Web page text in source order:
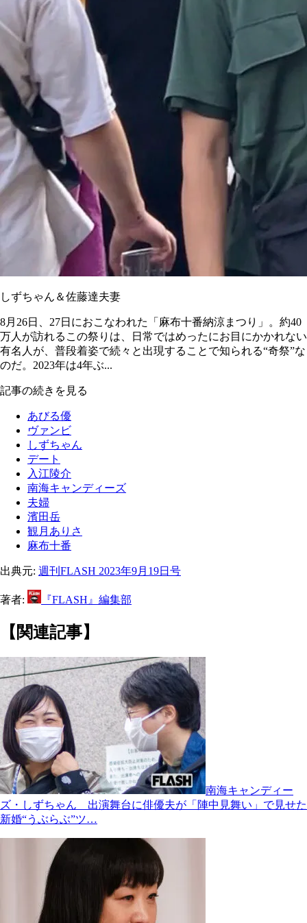
しずちゃん＆佐藤達夫妻
8月26日、27日におこなわれた「麻布十番納涼まつり」。約40
万人が訪れるこの祭りは、日常ではめったにお目にかかれない
有名人が、普段着姿で続々と出現することで知られる“奇祭”な
のだ。2023年は4年ぶ...
記事の続きを見る
あびる優
ヴァンビ
しずちゃん
デート
入江陵介
南海キャンディーズ
夫婦
濱田岳
観月ありさ
麻布十番
出典元: 週刊FLASH 2023年9月19日号
著者: 『FLASH』編集部
【関連記事】
南海キャンディー
ズ・しずちゃん 出演舞台に俳優夫が「陣中見舞い」で見せた
新婚“うぶらぶ”ツ…